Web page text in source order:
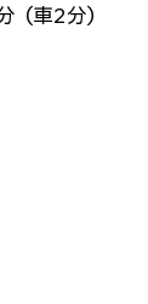
（車2分）